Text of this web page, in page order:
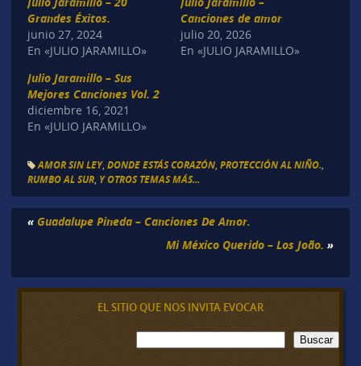
Grandes Éxitos.
junio 27, 2024
En «JULIO JARAMILLO»
Canciones de amor
julio 20, 2026
En «JULIO JARAMILLO»
Julio Jaramillo – Sus
Mejores Canciones Vol. 2
diciembre 16, 2021
En «JULIO JARAMILLO»
AMOR SIN LEY, DONDE ESTÁS CORAZÓN, PROTECCIÓN AL NIÑO.
RUMBO AL SUR, Y OTROS TEMAS MÁS...
« Guadalupe Pineda – Canciones De Amor.
Mi México Querido – Los João. »
EL SITIO QUE NOS INVITA EVOCAR
B
u
Buscar